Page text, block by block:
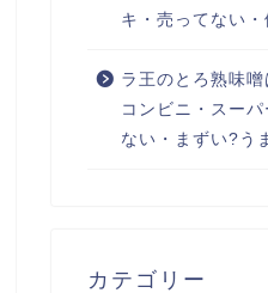
キ・売ってない
ラ王のとろ熟味
コンビニ・スー
ない・まずい?う
カテゴリー